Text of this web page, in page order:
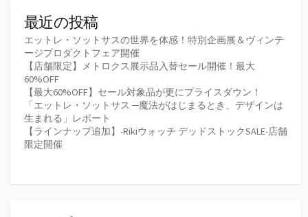
最近の投稿
エットレ・ソットサスの世界を体感！特別企画展＆ヴィンテ
ージプロダクトフェア開催
【店舗限定】メトロクス展示品入替セール開催！最大
60%OFF
【最大60%OFF】セール対象品が更にプライスダウン！
「エットレ・ソットサス ─魔法がはじまるとき、デザインは
生まれる」レポート
【ラインナップ追加】-Rikiウォッチ デッドストックSALE-店舗
限定開催